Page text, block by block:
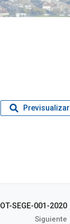
Previsualizar
SEGE-001-2020
Siguiente